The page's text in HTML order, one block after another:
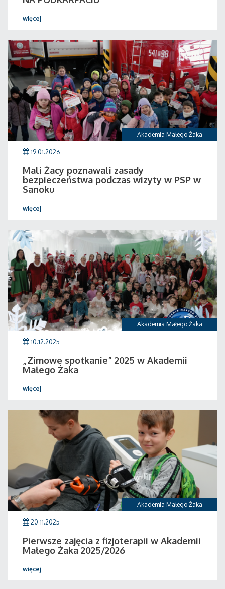
więcej
Akademia Małego Żaka
19.01.2026
Mali Żacy poznawali zasady
bezpieczeństwa podczas wizyty w PSP w
Sanoku
więcej
Akademia Małego Żaka
10.12.2025
„Zimowe spotkanie” 2025 w Akademii
Małego Żaka
więcej
Akademia Małego Żaka
20.11.2025
Pierwsze zajęcia z fizjoterapii w Akademii
Małego Żaka 2025/2026
więcej